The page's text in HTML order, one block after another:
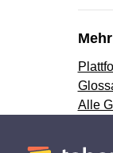
Alle